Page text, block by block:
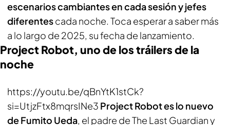
escenarios cambiantes en cada sesión y jefes
diferentescada noche. Toca esperar a saber más
a lo largo de 2025, su fecha de lanzamiento.
Project Robot, uno de los tráilers de la
noche
https://youtu.be/qBnYtK1stCk?
si=UtjzFtx8mqrsINe3 Project Robot es lo nuevo
de Fumito Ueda, el padre de The Last Guardian y